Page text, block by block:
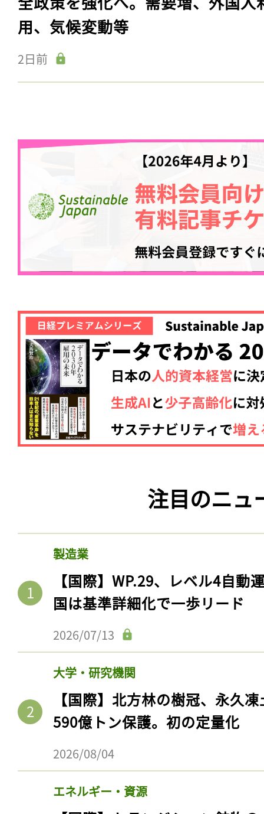
用、気候変動等
2日前
注目のニュ
製造業
【国際】WP.29、レベル4自動
国は基準詳細化で一歩リード
2026/07/13
大学・研究機関
【国際】北方林の樹冠、永久
590億トン保護。初の定量化
2026/08/04
エネルギー・資源